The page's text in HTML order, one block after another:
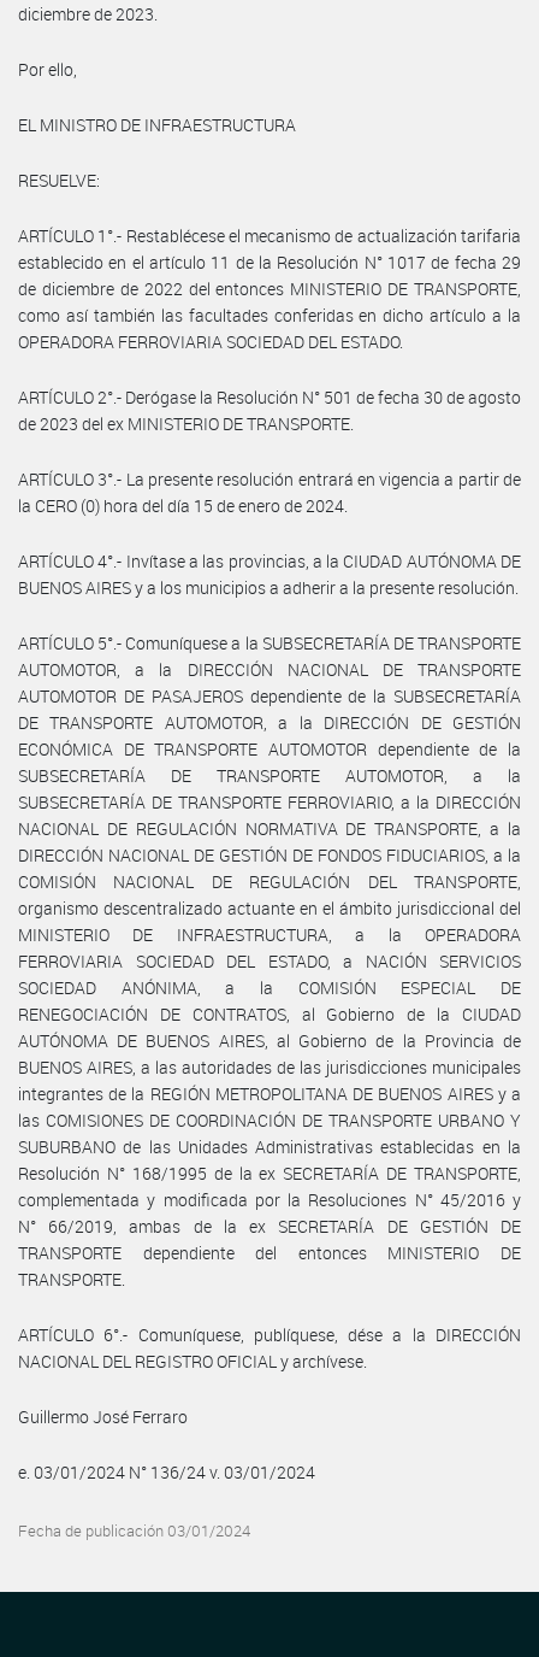
diciembre de 2023.
Por ello,
EL MINISTRO DE INFRAESTRUCTURA
RESUELVE:
ARTÍCULO 1°.- Restablécese el mecanismo de actualización tarifaria
establecido en el artículo 11 de la Resolución N° 1017 de fecha 29
de diciembre de 2022 del entonces MINISTERIO DE TRANSPORTE,
como así también las facultades conferidas en dicho artículo a la
OPERADORA FERROVIARIA SOCIEDAD DEL ESTADO.
ARTÍCULO 2°.- Derógase la Resolución N° 501 de fecha 30 de agosto
de 2023 del ex MINISTERIO DE TRANSPORTE.
ARTÍCULO 3°.- La presente resolución entrará en vigencia a partir de
la CERO (0) hora del día 15 de enero de 2024.
ARTÍCULO 4°.- Invítase a las provincias, a la CIUDAD AUTÓNOMA DE
BUENOS AIRES y a los municipios a adherir a la presente resolución.
ARTÍCULO 5°.- Comuníquese a la SUBSECRETARÍA DE TRANSPORTE
AUTOMOTOR, a la DIRECCIÓN NACIONAL DE TRANSPORTE
AUTOMOTOR DE PASAJEROS dependiente de la SUBSECRETARÍA
DE TRANSPORTE AUTOMOTOR, a la DIRECCIÓN DE GESTIÓN
ECONÓMICA DE TRANSPORTE AUTOMOTOR dependiente de la
SUBSECRETARÍA DE TRANSPORTE AUTOMOTOR, a la
SUBSECRETARÍA DE TRANSPORTE FERROVIARIO, a la DIRECCIÓN
NACIONAL DE REGULACIÓN NORMATIVA DE TRANSPORTE, a la
DIRECCIÓN NACIONAL DE GESTIÓN DE FONDOS FIDUCIARIOS, a la
COMISIÓN NACIONAL DE REGULACIÓN DEL TRANSPORTE,
organismo descentralizado actuante en el ámbito jurisdiccional del
MINISTERIO DE INFRAESTRUCTURA, a la OPERADORA
FERROVIARIA SOCIEDAD DEL ESTADO, a NACIÓN SERVICIOS
SOCIEDAD ANÓNIMA, a la COMISIÓN ESPECIAL DE
RENEGOCIACIÓN DE CONTRATOS, al Gobierno de la CIUDAD
AUTÓNOMA DE BUENOS AIRES, al Gobierno de la Provincia de
BUENOS AIRES, a las autoridades de las jurisdicciones municipales
integrantes de la REGIÓN METROPOLITANA DE BUENOS AIRES y a
las COMISIONES DE COORDINACIÓN DE TRANSPORTE URBANO Y
SUBURBANO de las Unidades Administrativas establecidas en la
Resolución N° 168/1995 de la ex SECRETARÍA DE TRANSPORTE,
complementada y modificada por la Resoluciones N° 45/2016 y
N° 66/2019, ambas de la ex SECRETARÍA DE GESTIÓN DE
TRANSPORTE dependiente del entonces MINISTERIO DE
TRANSPORTE.
ARTÍCULO 6°.- Comuníquese, publíquese, dése a la DIRECCIÓN
NACIONAL DEL REGISTRO OFICIAL y archívese.
Guillermo José Ferraro
e. 03/01/2024 N° 136/24 v. 03/01/2024
Fecha de publicación 03/01/2024